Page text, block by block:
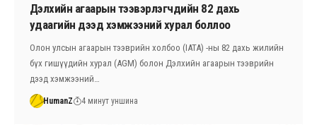
Дэлхийн агаарын тээвэрлэгчдийн 82 дахь
удаагийн дээд хэмжээний хурал боллоо
Олон улсын агаарын тээврийн холбоо (IATA) -ны 82 дахь жилийн
бүх гишүүдийн хурал (AGM) болон Дэлхийн агаарын тээврийн
дээд хэмжээний…
HumanZ 4 минут уншина